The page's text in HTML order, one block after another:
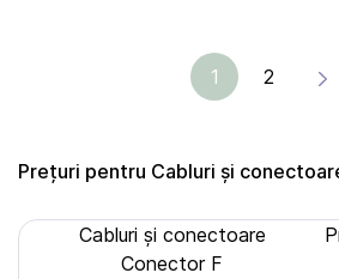
1 2
Prețuri pentru Cabluri și
Cabluri și сonectoare
Conector F